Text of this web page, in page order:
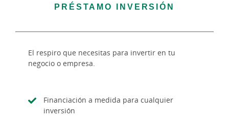
PRÉSTAMO INVERSIÓN
El respiro que necesitas para invertir en tu
negocio o empresa.
Financiación a medida para cualquier
inversión